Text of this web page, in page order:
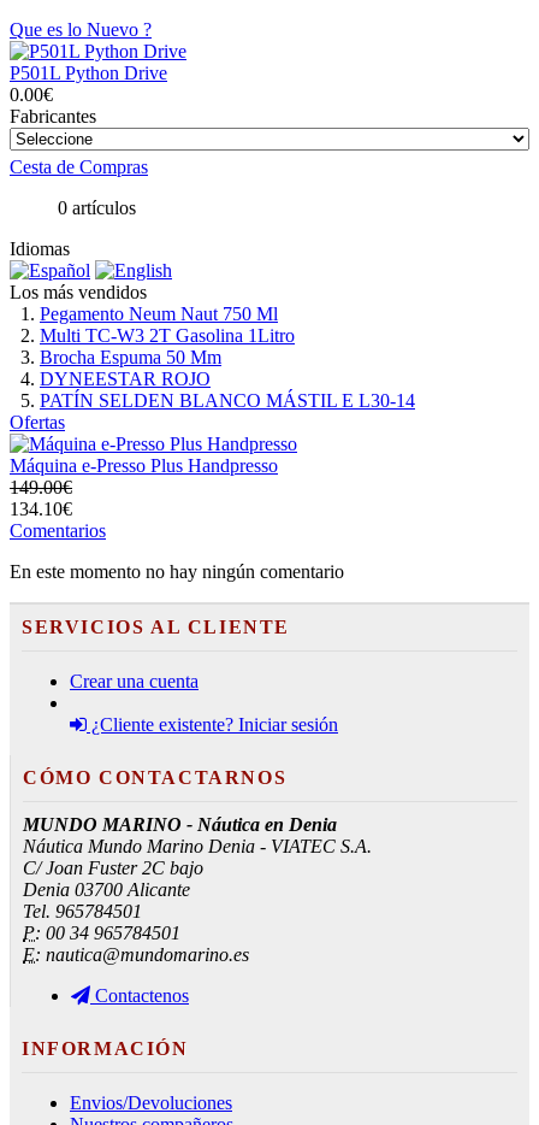
Que es lo Nuevo ?
P501L Python Drive
0.00€
Fabricantes
Cesta de Compras
0 artículos
Idiomas
Los más vendidos
Pegamento Neum Naut 750 Ml
Multi TC-W3 2T Gasolina 1Litro
Brocha Espuma 50 Mm
DYNEESTAR ROJO
PATÍN SELDEN BLANCO MÁSTIL E L30-14
Ofertas
Máquina e-Presso Plus Handpresso
149.00€
134.10€
Comentarios
En este momento no hay ningún comentario
SERVICIOS AL CLIENTE
Crear una cuenta
¿Cliente existente? Iniciar sesión
CÓMO CONTACTARNOS
MUNDO MARINO - Náutica en Denia
Náutica Mundo Marino Denia - VIATEC S.A.
C/ Joan Fuster 2C bajo
Denia 03700 Alicante
Tel. 965784501
P: 00 34 965784501
E: nautica@mundomarino.es
Contactenos
INFORMACIÓN
Envios/Devoluciones